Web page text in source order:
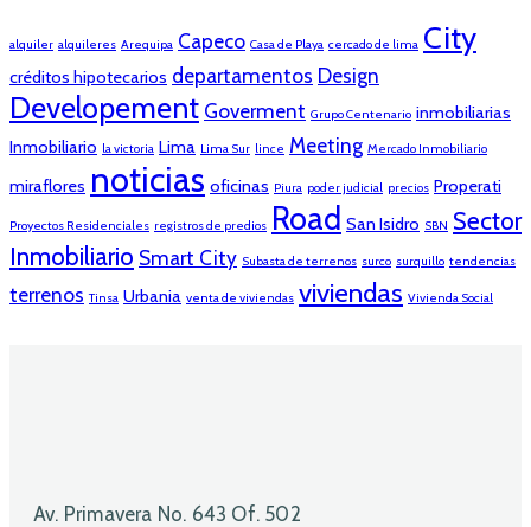
alquiler alquileres Arequipa Capeco Casa de Playa cercado de lima City
créditos hipotecarios departamentos Design
Developement Goverment Grupo Centenario inmobiliarias
Inmobiliario la victoria Lima Lima Sur lince Meeting Mercado Inmobiliario
miraflores noticias oficinas Piura poder judicial precios Properati
Proyectos Residenciales registros de predios Road San Isidro SBN Sector
Inmobiliario Smart City Subasta de terrenos surco surquillo tendencias
terrenos Tinsa Urbania venta de viviendas viviendas Vivienda Social
Av. Primavera No. 643 Of. 502